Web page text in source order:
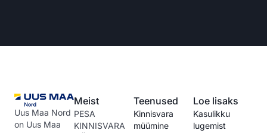
Uus Maa Nord
on Uus Maa
Meist
PESA
KINNISVARA
Teenused
Kinnisvara
müümine
Loe lisaks
Kasulikku
lugemist